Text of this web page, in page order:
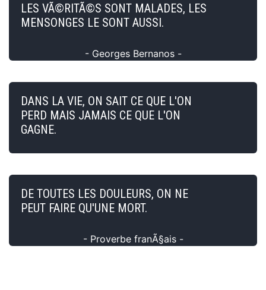
LES VÃ©RITÃ©S SONT MALADES, LES
MENSONGES LE SONT AUSSI.
- Georges Bernanos -
DANS LA VIE, ON SAIT CE QUE L'ON
PERD MAIS JAMAIS CE QUE L'ON
GAGNE.
DE TOUTES LES DOULEURS, ON NE
PEUT FAIRE QU'UNE MORT.
- Proverbe franÃ§ais -